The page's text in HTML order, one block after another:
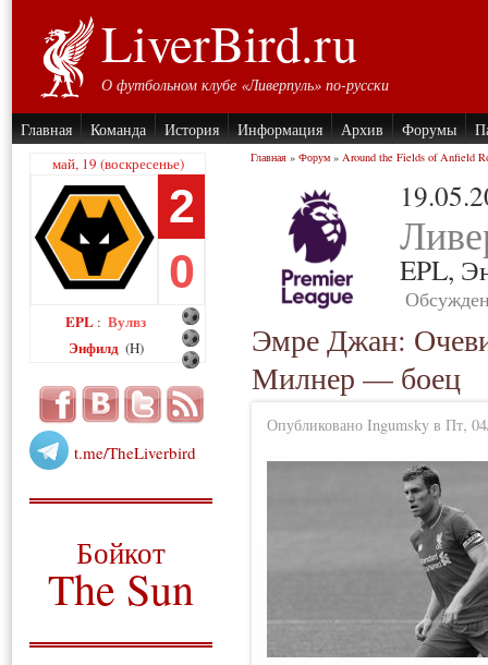
LiverBird.ru
О футбольном клубе «Ливерпуль» по-русски
Главная Команда История Информация Архив Форумы
май, 19 (воскресенье)
2
0
EPL : Вулвз
Энфилд (H)
t.me/TheLiverbird
Бойкот
The Sun
Главная » Форум » Around the Fields of Anfield
EPL,
Эмре Джан:
Милнер — боец
Опубликовано Ingumsky в Пт,